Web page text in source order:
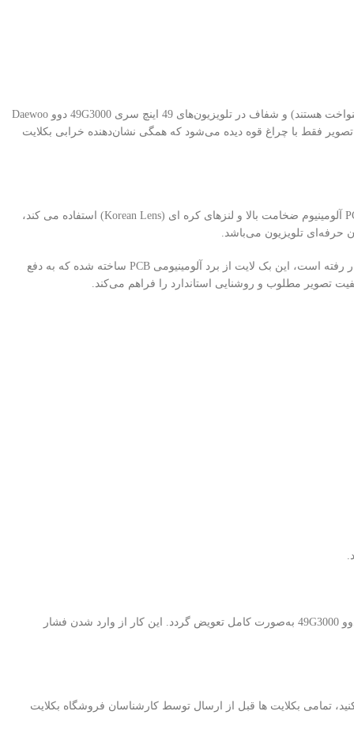
Daewoo
فقط با چراغ قوه دیده می‌شود که همگی نشان‌دهنده خرابی بکلایت
کارخانه استرن استار (Eastern Star) یکی از قدیمی‌ترین و معتبرترین تولیدکنندگان بک لایت تلویزیون در کشور چین است که از مواد اولیه با کیفیت ، برد PCB آلومینیوم ضخامت بالا و لنزهای کره ای (Korean Lens) استفاده می کند،
حرفه‌ای تلویزیون می‌باشد.
بوده و دارای 10 شاخه است که در هر ردیف 6 عدد LED لنزدار با ولتاژ 3 ولت به‌کار رفته است، این بک لایت از برد آلومینیومی PCB ساخته شده که به دفع
تصویر مطلوب و روشنایی استاندارد را فراهم می‌کند.
با توجه به اینکه LEDهای بک لایت دارای عمر مفید مشخصی هستند، در صورت مشاهده خرابی یا افت نور، توصیه می‌شود کل بک لایت تلویزیون تلویزیون دوو 49G3000 به‌صورت کامل تعویض گردد. این کار از وارد شدن فشار
تمامی بکلایت ها قبل از ارسال توسط کارشناسان فروشگاه بکلایت